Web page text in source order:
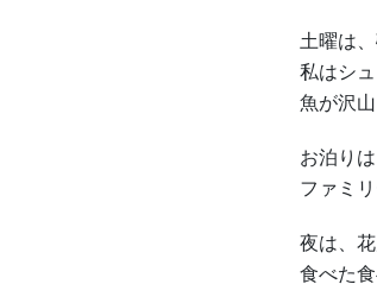
土曜は
私はシ
魚が沢
お泊り
ファミ
夜は、
食べた